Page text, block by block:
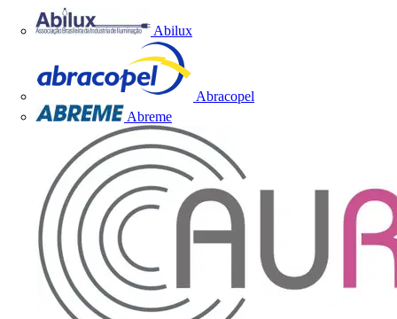
Abilux
Abracopel
Abreme